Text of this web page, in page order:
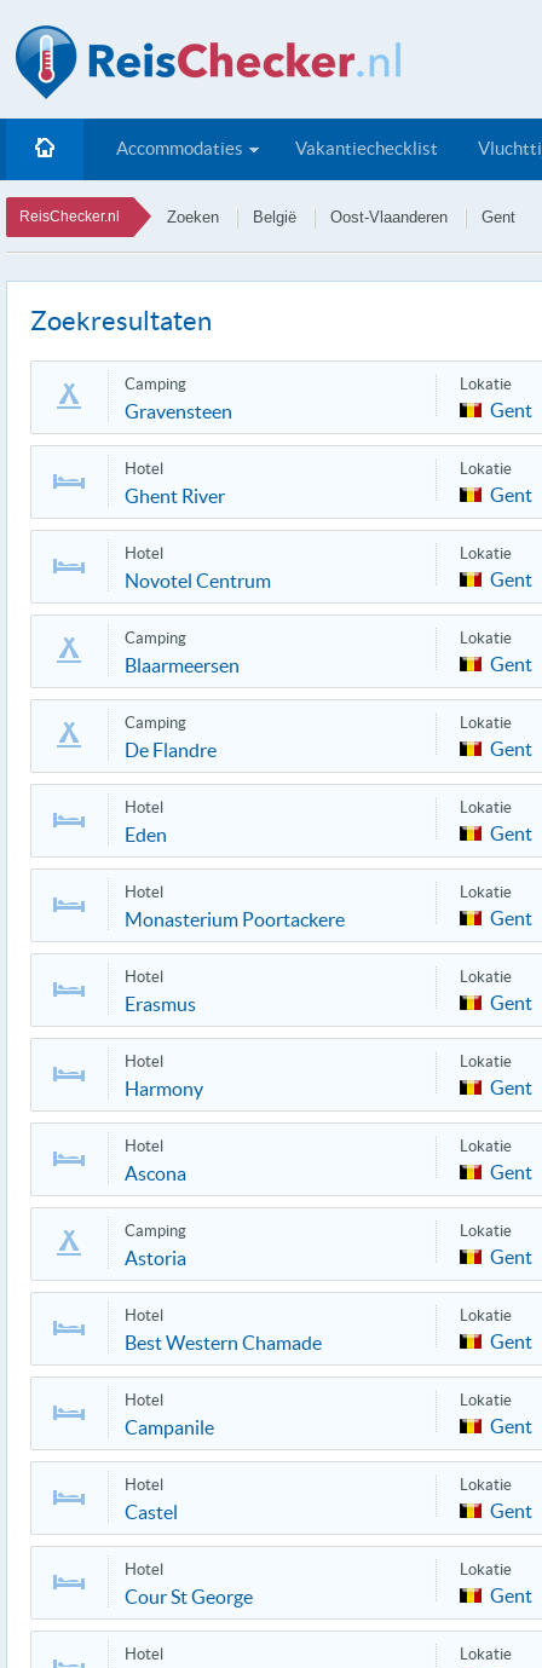
Accommodaties Vakantiechecklist
ReisChecker.nl Zoeken België Oost-Vlaanderen Gent
Zoekresultaten
Camping
Gravensteen
Lokatie
Gent
Hotel
Ghent River
Lokatie
Gent
Hotel
Novotel Centrum
Lokatie
Gent
Camping
Blaarmeersen
Lokatie
Gent
Camping
De Flandre
Lokatie
Gent
Hotel
Eden
Lokatie
Gent
Hotel
Monasterium Poortackere
Lokatie
Gent
Hotel
Erasmus
Lokatie
Gent
Hotel
Harmony
Lokatie
Gent
Hotel
Ascona
Lokatie
Gent
Camping
Astoria
Lokatie
Gent
Hotel
Best Western Chamade
Lokatie
Gent
Hotel
Campanile
Lokatie
Gent
Hotel
Castel
Lokatie
Gent
Hotel
Cour St George
Lokatie
Gent
Hotel Lokatie